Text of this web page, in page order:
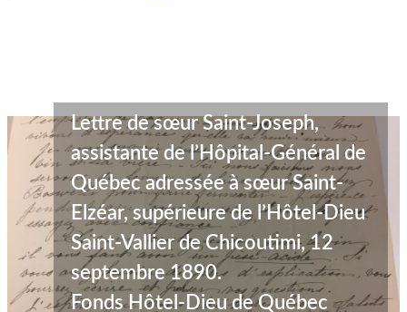
Lettre de sœur Saint-Joseph,
assistante de l’Hôpital-Général de
Québec adressée à sœur Saint-
Elzéar, supérieure de l’Hôtel-Dieu
Saint-Vallier de Chicoutimi, 12
septembre 1890.
Fonds Hôtel-Dieu de Québec